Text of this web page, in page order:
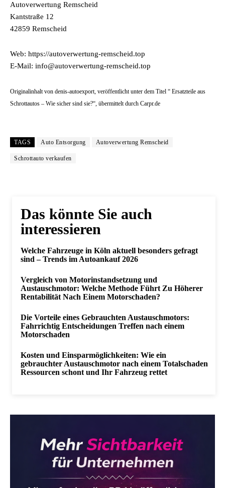
Autoverwertung Remscheid
Kantstraße 12
42859 Remscheid
Web: https://autoverwertung-remscheid.top
E-Mail: info@autoverwertung-remscheid.top
Originalinhalt von denis-autoexport, veröffentlicht unter dem Titel “ Ersatzteile aus
Schrottautos – Wie sicher sind sie?“, übermittelt durch Carpr.de
TAGS Auto Entsorgung Autoverwertung Remscheid
Schrottauto verkaufen
Das könnte Sie auch
interessieren
Welche Fahrzeuge in Köln aktuell besonders gefragt
sind – Trends im Autoankauf 2026
Vergleich von Motorinstandsetzung und
Austauschmotor: Welche Methode Führt Zu Höherer
Rentabilität Nach Einem Motorschaden?
Die Vorteile eines Gebrauchten Austauschmotors:
Fahrrichtig Entscheidungen Treffen nach einem
Motorschaden
Kosten und Einsparmöglichkeiten: Wie ein
gebrauchter Austauschmotor nach einem Totalschaden
Ressourcen schont und Ihr Fahrzeug rettet